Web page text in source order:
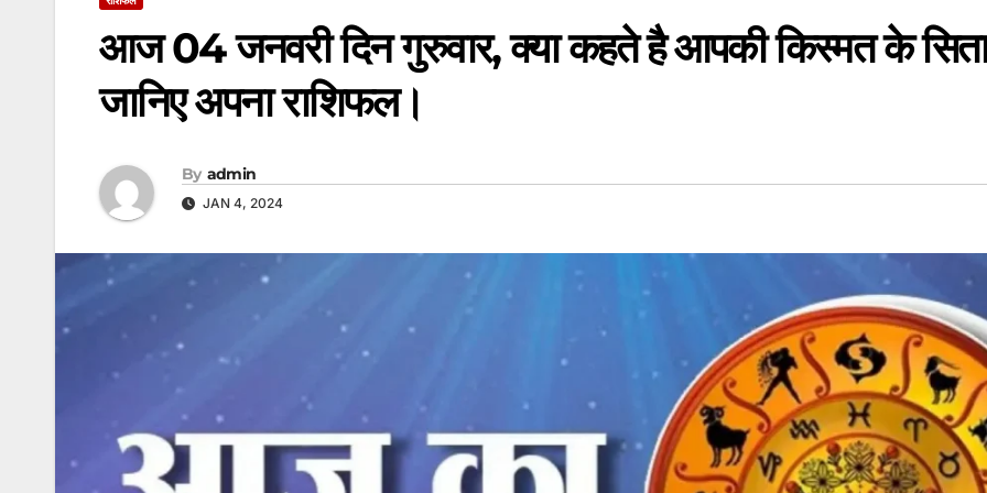
आज 04 जनवरी दिन गुरुवार, क्या कहते है आपकी किस्मत के
जानिए अपना राशिफल।
By admin
JAN 4, 2024